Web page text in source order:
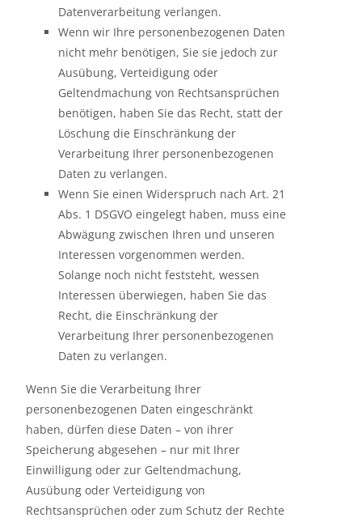
Datenverarbeitung verlangen.
Wenn wir Ihre personenbezogenen Daten
nicht mehr benötigen, Sie sie jedoch zur
Ausübung, Verteidigung oder
Geltendmachung von Rechtsansprüchen
benötigen, haben Sie das Recht, statt der
Löschung die Einschränkung der
Verarbeitung Ihrer personenbezogenen
Daten zu verlangen.
Wenn Sie einen Widerspruch nach Art. 21
Abs. 1 DSGVO eingelegt haben, muss eine
Abwägung zwischen Ihren und unseren
Interessen vorgenommen werden.
Solange noch nicht feststeht, wessen
Interessen überwiegen, haben Sie das
Recht, die Einschränkung der
Verarbeitung Ihrer personenbezogenen
Daten zu verlangen.
Wenn Sie die Verarbeitung Ihrer
personenbezogenen Daten eingeschränkt
haben, dürfen diese Daten – von ihrer
Speicherung abgesehen – nur mit Ihrer
Einwilligung oder zur Geltendmachung,
Ausübung oder Verteidigung von
Rechtsansprüchen oder zum Schutz der Rechte